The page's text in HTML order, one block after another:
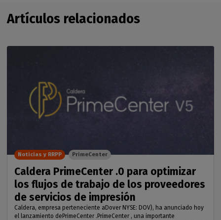
Artículos relacionados
Caldera PrimeCenter .0 para optimizar
los flujos de trabajo de los proveedores
de servicios de impresión
Caldera, empresa perteneciente aDover NYSE: DOV), ha anunciado hoy
el lanzamiento dePrimeCenter .PrimeCenter , una importante
Noticias y RRPP PrimeCenter